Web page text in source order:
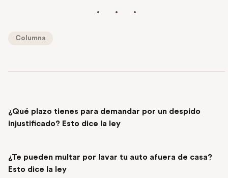
Columna
¿Qué plazo tienes para demandar por un despido
injustificado? Esto dice la ley
¿Te pueden multar por lavar tu auto afuera de casa?
Esto dice la ley